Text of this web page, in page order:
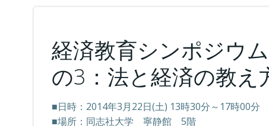
経済教育シンポジウ
の3：法と経済の教え
■日時：2014年3月22日(土) 13時30分～17時00分
■場所：同志社大学 寧静館 5階